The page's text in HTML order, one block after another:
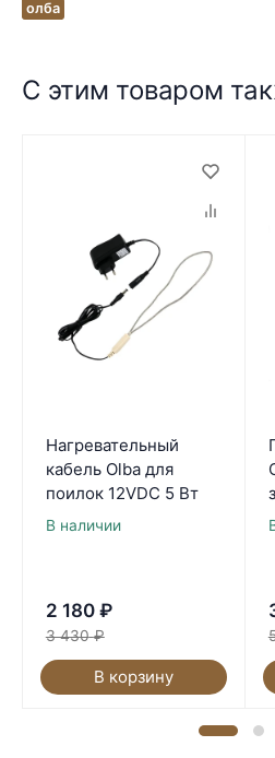
олба
С этим товаром
Нагревательный
кабель Olba для
поилок 12VDC 5 Вт
В наличии
2 180 ₽
3 430 ₽
В корзину